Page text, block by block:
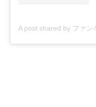
A post shared by ファ